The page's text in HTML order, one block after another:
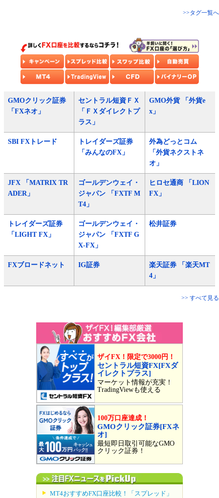
>>タグ一覧へ
GMOクリック証券
「FXネオ」
セントラル短資ＦＸ
「ＦＸダイレクトプ
ラス」
GMO外貨 「外貨e
x」
SBI FXトレード
トレイダーズ証券
「みんなのFX」
外為どっとコム
「外貨ネクストネ
オ」
JFX 「MATRIX TR
ADER」
ゴールデンウェイ・
ジャパン 「FXTF M
T4」
ヒロセ通商 「LION
FX」
トレイダーズ証券
「LIGHT FX」
ゴールデンウェイ・
ジャパン 「FXTF G
X-FX」
松井証券
FXブロードネット IG証券
楽天証券 「楽天MT
4」
>> すべて見る
ザイFX！限定で3000円！
セントラル短資FX[FXダ
イレクトプラス]
マーケット情報が充実！
TradingViewも使える
100万口座達成！
GMOクリック証券[FXネ
オ]
最短即日取引可能なGMO
クリック証券！
MT4おすすめFX口座比較！「スプレッド」